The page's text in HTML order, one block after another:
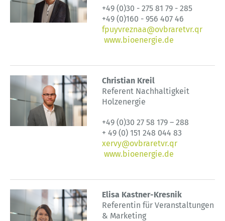
+49 (0)30 - 275 81 79 - 285
+49 (0)160 - 956 407 46
fpuyvreznaa@ovbraretvr.qr
www.bioenergie.de
Christian Kreil
Referent Nachhaltigkeit
Holzenergie
+49 (0)30 27 58 179 – 288
+ 49 (0) 151 248 044 83
xervy@ovbraretvr.qr
www.bioenergie.de
Elisa Kastner-Kresnik
Referentin für Veranstaltungen
& Marketing